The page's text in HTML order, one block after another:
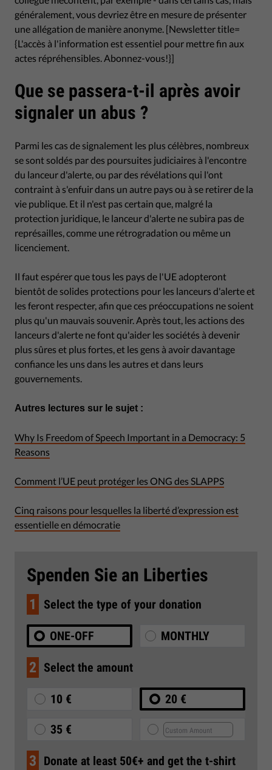
généralement, vous devriez être en mesure de présenter
une allégation de manière anonyme. [Newsletter title=
{L'accès à l'information est essentiel pour mettre fin aux
actes répréhensibles. Abonnez-vous!}]
Que se passera-t-il après avoir
signaler un abus ?
Parmi les cas de signalement les plus célèbres, nombreux
se sont soldés par des poursuites judiciaires à l'encontre
du lanceur d'alerte, ou par des révélations qui l'ont
contraint à s'enfuir dans un autre pays ou à se retirer de la
vie publique. Et il n'est pas certain que, malgré la
protection juridique, le lanceur d'alerte ne subira pas de
représailles, comme une rétrogradation ou même un
licenciement.
Il faut espérer que tous les pays de l'UE adopteront
bientôt de solides protections pour les lanceurs d'alerte et
les feront respecter, afin que ces préoccupations ne soient
plus qu'un mauvais souvenir. Après tout, les actions des
lanceurs d'alerte ne font qu'aider les sociétés à devenir
plus sûres et plus fortes, et les gens à avoir davantage
confiance les uns dans les autres et dans leurs
gouvernements.
Autres lectures sur le sujet :
Why Is Freedom of Speech Important in a Democracy: 5
Reasons
Comment l’UE peut protéger les ONG des SLAPPS
Cinq raisons pour lesquelles la liberté d’expression est
essentielle en démocratie
Spenden Sie an Liberties
1 Select the type of your donation
ONE-OFF MONTHLY
2 Select the amount
10 € 20 €
35 €
3 Donate at least 50€+ and get the t-shirt